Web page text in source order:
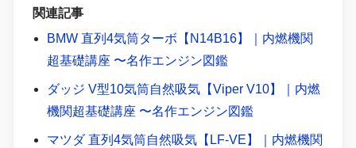
関連記事
BMW 直列4気筒ターボ【N14B16】｜内燃機関
超基礎講座 〜名作エンジン図鑑
ダッジ V型10気筒自然吸気【Viper V10】｜内燃
機関超基礎講座 〜名作エンジン図鑑
マツダ 直列4気筒自然吸気【LF-VE】｜内燃機関